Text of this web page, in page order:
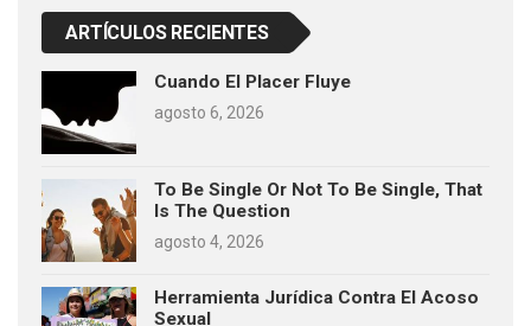
ARTÍCULOS RECIENTES
Cuando El Placer Fluye
agosto 6, 2026
To Be Single Or Not To Be Single, That
Is The Question
agosto 4, 2026
Herramienta Jurídica Contra El Acoso
Sexual